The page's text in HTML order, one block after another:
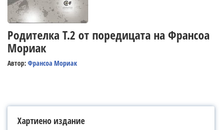
Родителка Т.2 от поредицата на Франсоа
Мориак
Автор: Франсоа Мориак
Хартиено издание